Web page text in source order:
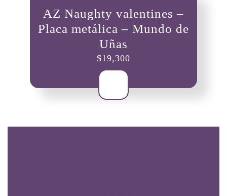
AZ Naughty valentines –
Placa metálica – Mundo de
Uñas
$19,300